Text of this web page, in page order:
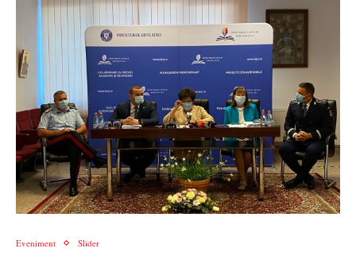
Eveniment Slider